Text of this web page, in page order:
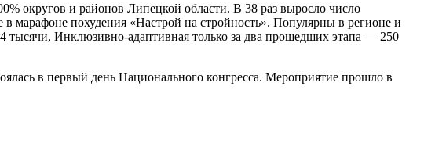
округов и районов Липецкой области. В 38 раз выросло число
марафоне похудения «Настрой на стройность». Популярны в регионе и
тысячи, Инклюзивно-адаптивная только за два прошедших этапа — 250
в первый день Национального конгресса. Мероприятие прошло в